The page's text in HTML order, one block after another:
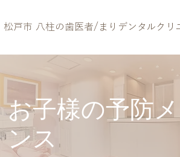
松戸市 八柱の歯医者/まりデンタルクリ
お子様の予防
ンス